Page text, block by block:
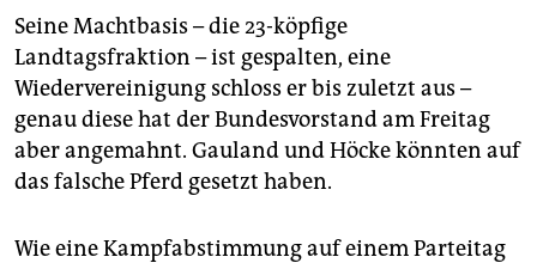
Seine Machtbasis – die 23-köpfige
Landtagsfraktion – ist gespalten, eine
Wiedervereinigung schloss er bis zuletzt aus –
genau diese hat der Bundesvorstand am Freitag
aber angemahnt. Gauland und Höcke könnten auf
das falsche Pferd gesetzt haben.
Wie eine Kampfabstimmung auf einem Parteitag